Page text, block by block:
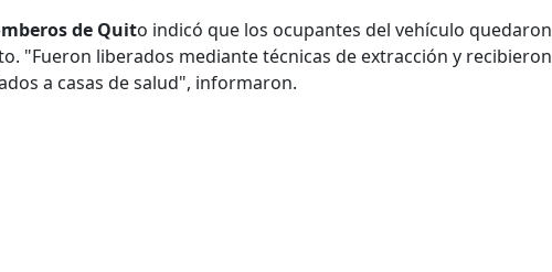
de Quito indicó que los ocupantes del vehículo quedaron
"Fueron liberados mediante técnicas de extracción y recibieron
a casas de salud", informaron.